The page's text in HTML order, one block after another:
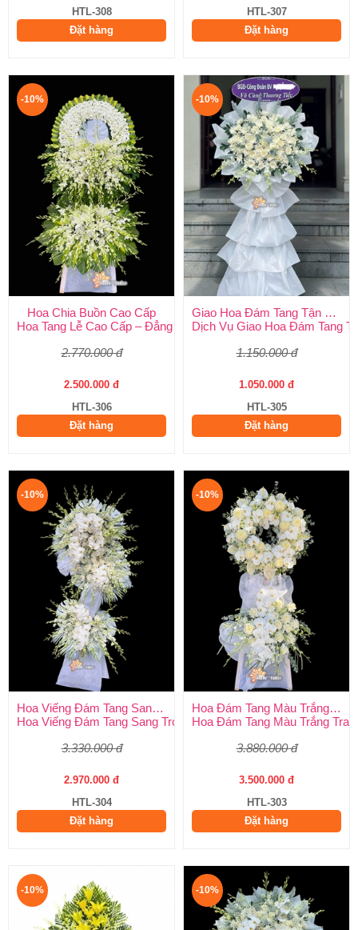
HTL-308
Đặt hàng
HTL-307
Đặt hàng
-10%
Hoa Chia Buồn Cao Cấp
Hoa Tang Lễ Cao Cấp – Đẳng Cấp Tinh Tế, Kính Viếng Trang
2.770.000 đ
2.500.000 đ
HTL-306
Đặt hàng
-10%
Giao Hoa Đám Tang Tận Nơi Toàn Quốc
Dịch Vụ Giao Hoa Đám Tang
1.150.000 đ
1.050.000 đ
HTL-305
Đặt hàng
-10%
Hoa Viếng Đám Tang Sang Trọng
Hoa Viếng Đám Tang Sang Trọng – Kính Tận Tâm, Tiễn Biệt
3.330.000 đ
2.970.000 đ
HTL-304
Đặt hàng
-10%
Hoa Đám Tang Màu Trắng Trang Nghiêm
Hoa Đám Tang Màu Trắng
3.880.000 đ
3.500.000 đ
HTL-303
Đặt hàng
-10% -10%